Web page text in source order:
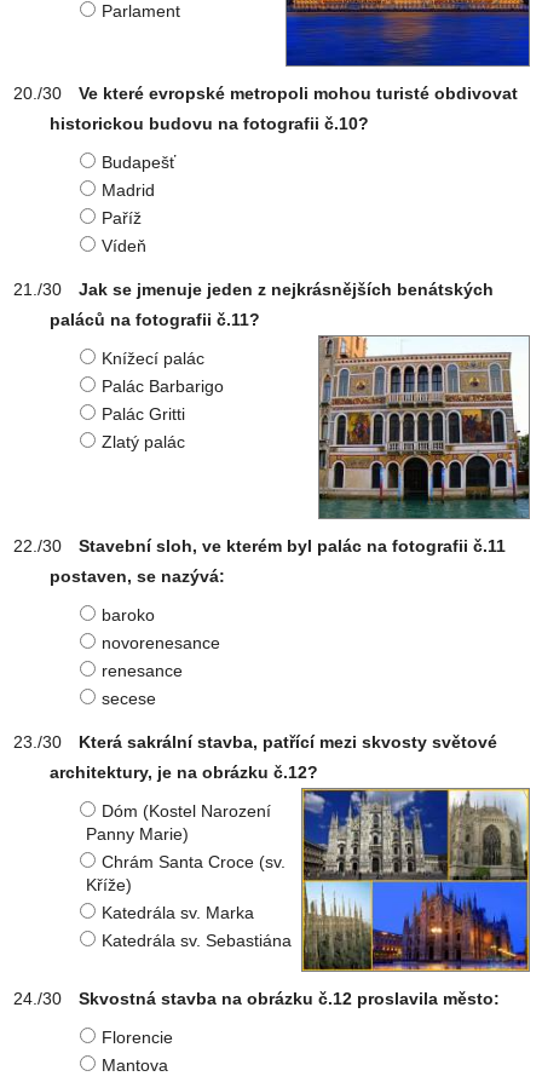
Parlament
Ve které evropské metropoli mohou turisté obdivovat
historickou budovu na fotografii č.10?
Budapešť
Madrid
Paříž
Vídeň
Jak se jmenuje jeden z nejkrásnějších benátských
paláců na fotografii č.11?
Knížecí palác
Palác Barbarigo
Palác Gritti
Zlatý palác
Stavební sloh, ve kterém byl palác na fotografii č.11
postaven, se nazývá:
baroko
novorenesance
renesance
secese
Která sakrální stavba, patřící mezi skvosty světové
architektury, je na obrázku č.12?
Dóm (Kostel Narození
Panny Marie)
Chrám Santa Croce (sv.
Kříže)
Katedrála sv. Marka
Katedrála sv. Sebastiána
Skvostná stavba na obrázku č.12 proslavila město:
Florencie
Mantova